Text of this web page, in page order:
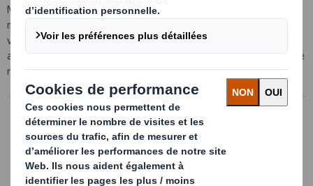
Nos spécialistes dédiés travailleront avec vous pour créer de
magnifiques présentoirs sur le point de vente dans le cadre de
votre communication magasin. Nous proposons un service complet
allant du concept à l'installation, en passant par le production et le
remplissage de vos présentoirs..
Présentoirs de sol
Nos bureaux d'études travaillent en
étroite collaboration avec vos services
marketing pour développer des modèles